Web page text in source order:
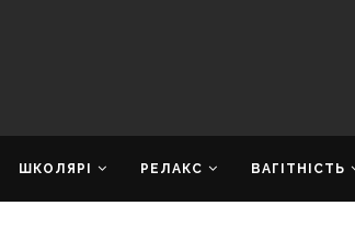
ШКОЛЯРІ РЕЛАКС ВАГІТНІСТЬ